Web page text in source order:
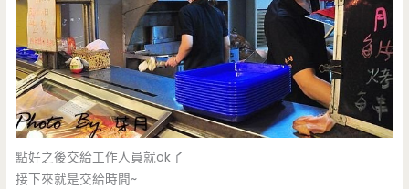
點好之後交給工作人員就ok了
接下來就是交給時間~